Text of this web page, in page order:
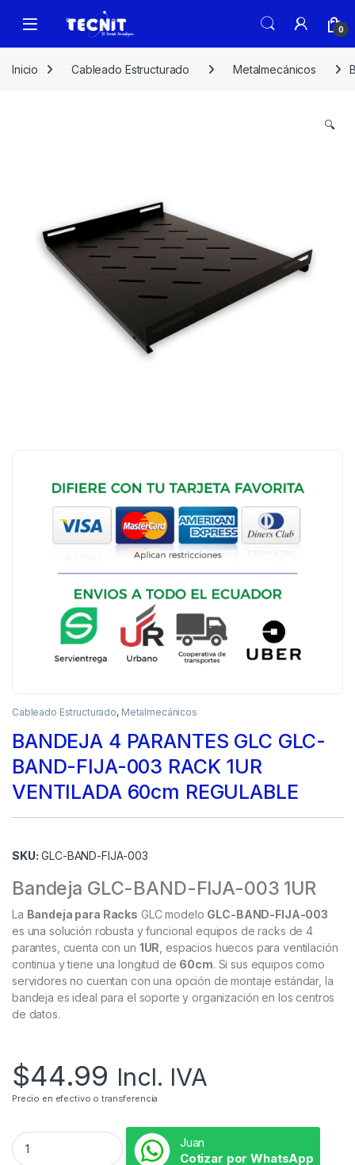
0
Inicio Cableado Estructurado Metalmecánicos
🔍
Cableado Estructurado, Metalmecánicos
BANDEJA 4 PARANTES GLC GLC-
BAND-FIJA-003 RACK 1UR
VENTILADA 60cm REGULABLE
SKU: GLC-BAND-FIJA-003
Bandeja GLC-BAND-FIJA-003 1UR
La Bandeja para Racks GLC modelo GLC-BAND-FIJA-003
es una solución robusta y funcional equipos de racks de 4
parantes, cuenta con un 1UR , espacios huecos para ventilación
continua y tiene una longitud de 60cm. Si sus equipos como
servidores no cuentan con una opción de montaje estándar, la
bandeja es ideal para el soporte y organización en los centros
de datos.
$44.99 Incl. IVA
Precio en efectivo o transferencia
Juan
Cotizar por WhatsApp